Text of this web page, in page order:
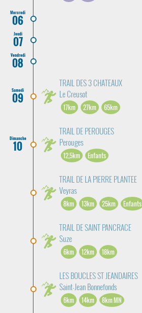
Mercredi
06
Jeudi
07
Vendredi
08
Samedi
09
TRAIL DES 3 CHATEAUX
Le Creusot
17km 27km 65km
Dimanche
10
TRAIL DE PEROUGES
Perouges
12,5km Enfants
TRAIL DE LA PIERRE PLANTEE
Veyras
8km 13km 25km Enfants
TRAIL DE SAINT PANCRACE
Suze
6km 12km 18km
LES BOUCLES ST JEANDAIRES
Saint-Jean Bonnefonds
6km 14km 8km MN